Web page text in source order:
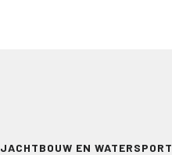
JACHTBOUW EN WATERSPORT